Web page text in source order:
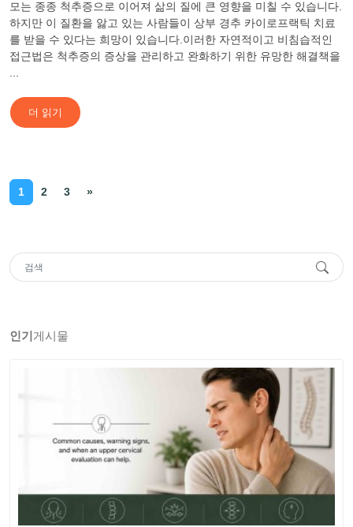
모는 종종 척추증으로 이어져 삶의 질에 큰 영향을 미칠 수 있습니다.
하지만 이 질환을 앓고 있는 사람들이 상부 경추 카이로프랙틱 치료
를 받을 수 있다는 희망이 있습니다.이러한 자연적이고 비침습적인
접근법은 척추증의 증상을 관리하고 완화하기 위한 유망한 해결책을
더 읽기
1 2 3 »
인기 게시물